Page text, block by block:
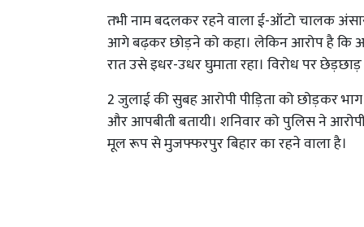
तभी नाम बदलकर रहने वाला ई-ऑटो चालक
आगे बढ़कर छोड़ने को कहा। लेकिन आरोप है कि
रात उसे इधर-उधर घुमाता रहा। विरोध पर
2 जुलाई की सुबह आरोपी पीड़िता को छोड़कर
और आपबीती बतायी। शनिवार को पुलिस ने
मूल रूप से मुजफ्फरपुर बिहार का रहने वाला है।